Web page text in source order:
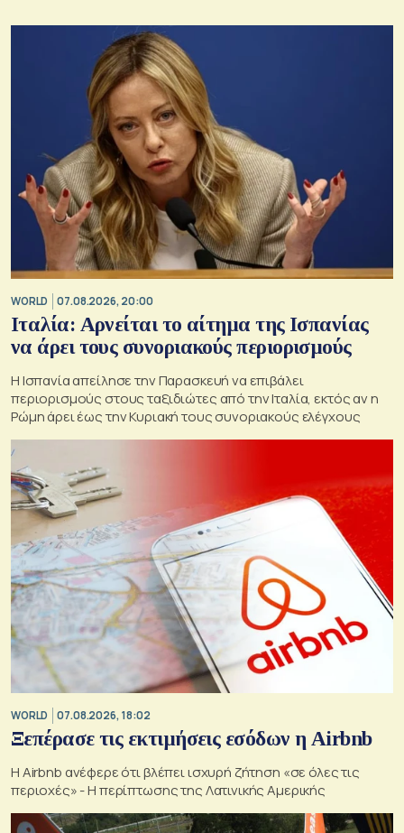
WORLD 07.08.2026, 20:00
Ιταλία: Αρνείται το αίτημα της Ισπανίας
να άρει τους συνοριακούς περιορισμούς
Η Ισπανία απείλησε την Παρασκευή να επιβάλει
περιορισμούς στους ταξιδιώτες από την Ιταλία, εκτός αν η
Ρώμη άρει έως την Κυριακή τους συνοριακούς ελέγχους
WORLD 07.08.2026, 18:02
Ξεπέρασε τις εκτιμήσεις εσόδων η Airbnb
Η Airbnb ανέφερε ότι βλέπει ισχυρή ζήτηση «σε όλες τις
περιοχές» - Η περίπτωσης της Λατινικής Αμερικής